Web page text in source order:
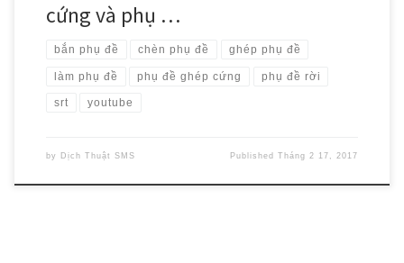
cứng và phụ …
bắn phụ đề chèn phụ đề ghép phụ đề
làm phụ đề phụ đề ghép cứng phụ đề rời
srt youtube
by Dịch Thuật SMS PublishedTháng 2 17, 2017